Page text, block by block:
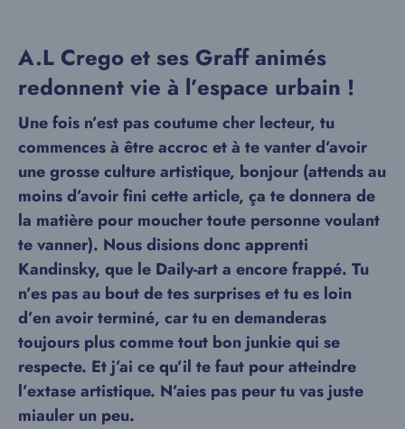
A.L Crego et ses Graff animés
redonnent vie à l’espace urbain !
Une fois n’est pas coutume cher lecteur, tu
commences à être accroc et à te vanter d’avoir
une grosse culture artistique, bonjour (attends au
moins d’avoir fini cette article, ça te donnera de
la matière pour moucher toute personne voulant
te vanner). Nous disions donc apprenti
Kandinsky, que le Daily-art a encore frappé. Tu
n’es pas au bout de tes surprises et tu es loin
d’en avoir terminé, car tu en demanderas
toujours plus comme tout bon junkie qui se
respecte. Et j’ai ce qu’il te faut pour atteindre
l’extase artistique. N’aies pas peur tu vas juste
miauler un peu.